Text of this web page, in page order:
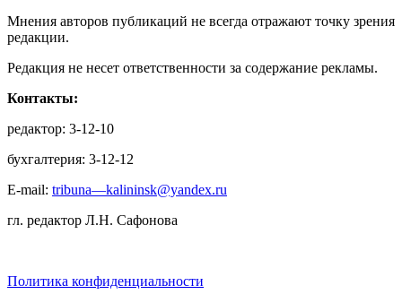
Мнения авторов публикаций не всегда отражают точку зрения
редакции.
Редакция не несет ответственности за содержание рекламы.
Контакты:
редактор: 3-12-10
бухгалтерия: 3-12-12
E-mail: tribuna—kalininsk@yandex.ru
гл. редактор Л.Н. Сафонова
Политика конфиденциальности